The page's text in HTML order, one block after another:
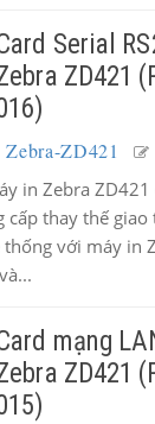
Serial
ZD421
Zebra-ZD421
in Zebra
cấp thay thế
với máy in
mạng
ZD421